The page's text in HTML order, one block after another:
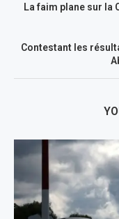
La faim plane sur la
Contestant les